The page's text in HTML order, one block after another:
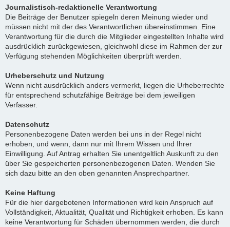
Journalistisch-redaktionelle Verantwortung
Die Beiträge der Benutzer spiegeln deren Meinung wieder und
müssen nicht mit der des Verantwortlichen übereinstimmen. Eine
Verantwortung für die durch die Mitglieder eingestellten Inhalte wird
ausdrücklich zurückgewiesen, gleichwohl diese im Rahmen der zur
Verfügung stehenden Möglichkeiten überprüft werden.
Urheberschutz und Nutzung
Wenn nicht ausdrücklich anders vermerkt, liegen die Urheberrechte
für entsprechend schutzfähige Beiträge bei dem jeweiligen
Verfasser.
Datenschutz
Personenbezogene Daten werden bei uns in der Regel nicht
erhoben, und wenn, dann nur mit Ihrem Wissen und Ihrer
Einwilligung. Auf Antrag erhalten Sie unentgeltlich Auskunft zu den
über Sie gespeicherten personenbezogenen Daten. Wenden Sie
sich dazu bitte an den oben genannten Ansprechpartner.
Keine Haftung
Für die hier dargebotenen Informationen wird kein Anspruch auf
Vollständigkeit, Aktualität, Qualität und Richtigkeit erhoben. Es kann
keine Verantwortung für Schäden übernommen werden, die durch